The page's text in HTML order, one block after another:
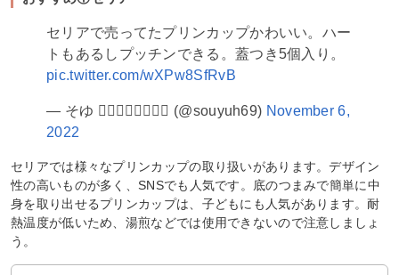
セリアで売ってたプリンカップかわいい。ハー
トもあるしプッチンできる。蓋つき5個入り。
pic.twitter.com/wXPw8SfRvB
— そゆ 🏊‍♂️🏊‍♂️🏊‍♂️🏊‍♂️ (@souyuh69) November 6,
2022
セリアでは様々なプリンカップの取り扱いがあります。デザイン
性の高いものが多く、SNSでも人気です。底のつまみで簡単に中
身を取り出せるプリンカップは、子どもにも人気があります。耐
熱温度が低いため、湯煎などでは使用できないので注意しましょ
う。